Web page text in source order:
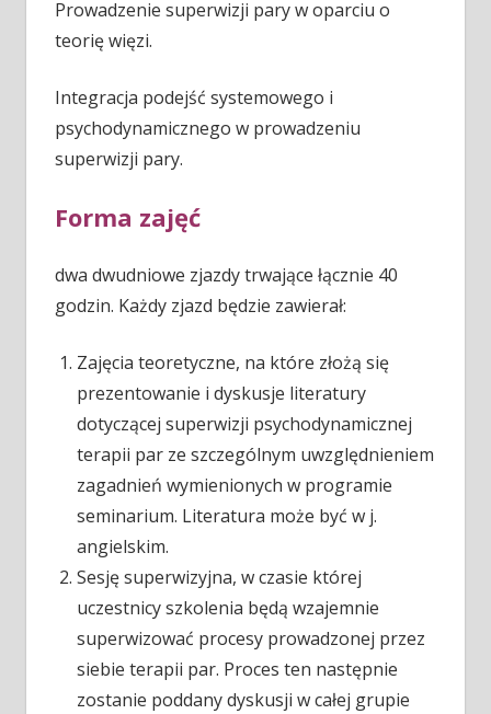
Prowadzenie superwizji pary w oparciu o
teorię więzi.
Integracja podejść systemowego i
psychodynamicznego w prowadzeniu
superwizji pary.
Forma zajęć
dwa dwudniowe zjazdy trwające łącznie 40
godzin. Każdy zjazd będzie zawierał:
Zajęcia teoretyczne, na które złożą się
prezentowanie i dyskusje literatury
dotyczącej superwizji psychodynamicznej
terapii par ze szczególnym uwzględnieniem
zagadnień wymienionych w programie
seminarium. Literatura może być w j.
angielskim.
Sesję superwizyjna, w czasie której
uczestnicy szkolenia będą wzajemnie
superwizować procesy prowadzonej przez
siebie terapii par. Proces ten następnie
zostanie poddany dyskusji w całej grupie